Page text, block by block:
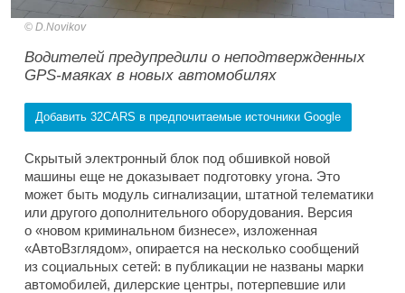
D.Novikov
Водителей предупредили о неподтвержденных
GPS-маяках в новых автомобилях
Добавить 32CARS в предпочитаемые источники Google
Скрытый электронный блок под обшивкой новой
машины еще не доказывает подготовку угона. Это
может быть модуль сигнализации, штатной телематики
или другого дополнительного оборудования. Версия
о «новом криминальном бизнесе», изложенная
«АвтоВзглядом», опирается на несколько сообщений
из социальных сетей: в публикации не названы марки
автомобилей, дилерские центры, потерпевшие или